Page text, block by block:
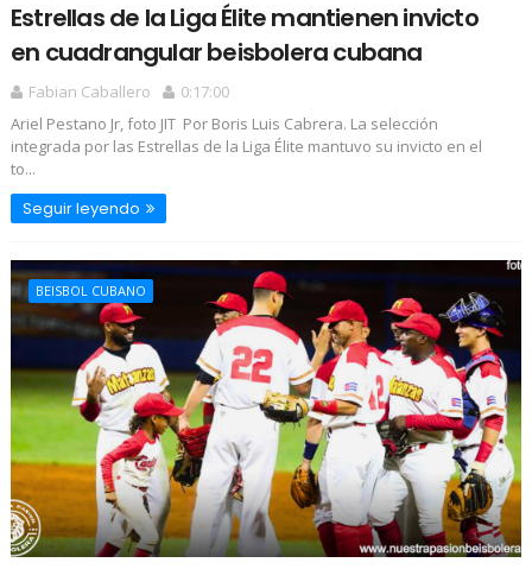
Estrellas de la Liga Élite mantienen invicto
en cuadrangular beisbolera cubana
Fabian Caballero
0:17:00
Ariel Pestano Jr, foto JIT Por Boris Luis Cabrera. La selección
integrada por las Estrellas de la Liga Élite mantuvo su invicto en el
to...
Seguir leyendo
BEISBOL CUBANO